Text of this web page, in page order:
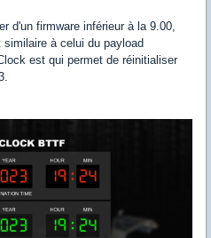
d'un firmware inférieur à la 9.00,
à celui du payload
est qui permet de réinitialiser